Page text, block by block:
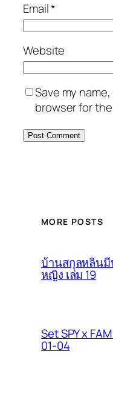
Email*
Website
Save my
browser for
MORE POSTS
บ้านสกุลหลินมี
หญิง เล่ม 19
Set SPY x
01-04